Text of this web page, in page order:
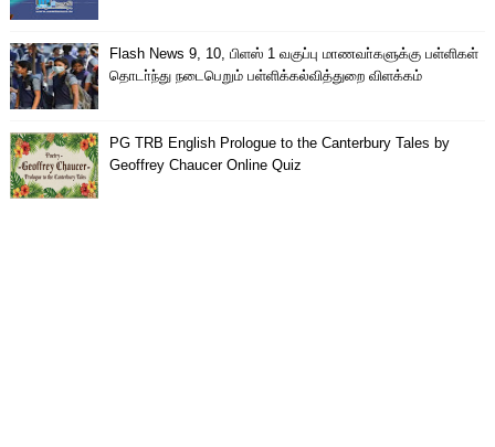
Flash News 9, 10, பிளஸ் 1 வகுப்பு மாணவா்களுக்கு பள்ளிகள்
தொடா்ந்து நடைபெறும் பள்ளிக்கல்வித்துறை விளக்கம்
PG TRB English Prologue to the Canterbury Tales by
Geoffrey Chaucer Online Quiz